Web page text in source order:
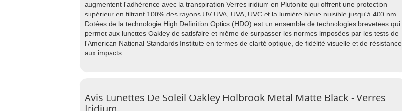
augmentent l'adhérence avec la transpiration Verres iridium en Plutonite qui offrent une protection
supérieur en filtrant 100% des rayons UV UVA, UVA, UVC et la lumière bleue nuisible jusqu'à 400 nm
Dotées de la technologie High Definition Optics (HDO) est un ensemble de technologies brevetées qui
permet aux lunettes Oakley de satisfaire et même de surpasser les normes imposées par les tests de
l'American National Standards Institute en termes de clarté optique, de fidélité visuelle et de résistance
aux impacts
Avis Lunettes De Soleil Oakley Holbrook Metal Matte Black - Verres
Iridium